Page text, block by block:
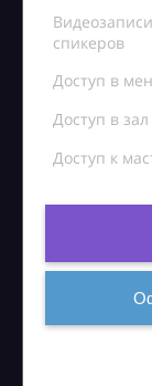
спикеров
Доступ в
Доступ в
Доступ к